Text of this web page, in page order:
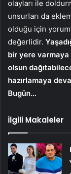
olayları ile
unsurları da
olduğu için
değerlidir.
bir yere varmaya
olsun
hazırlamaya
Bugün…
İlgili Makaleler